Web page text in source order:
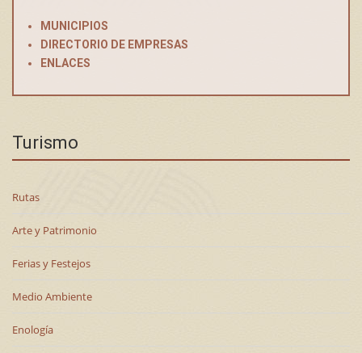
MUNICIPIOS
DIRECTORIO DE EMPRESAS
ENLACES
Turismo
Rutas
Arte y Patrimonio
Ferias y Festejos
Medio Ambiente
Enología